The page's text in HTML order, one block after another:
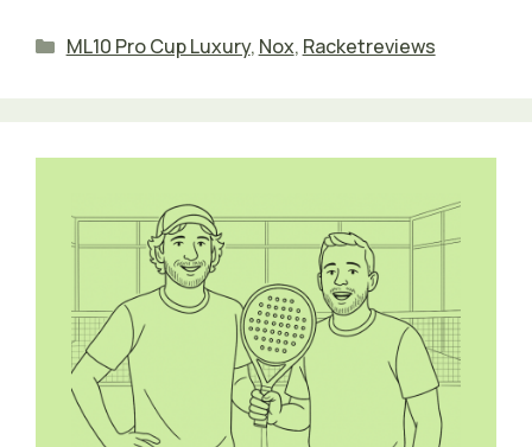
Categorieën
ML10 Pro Cup Luxury, Nox, Racketreviews